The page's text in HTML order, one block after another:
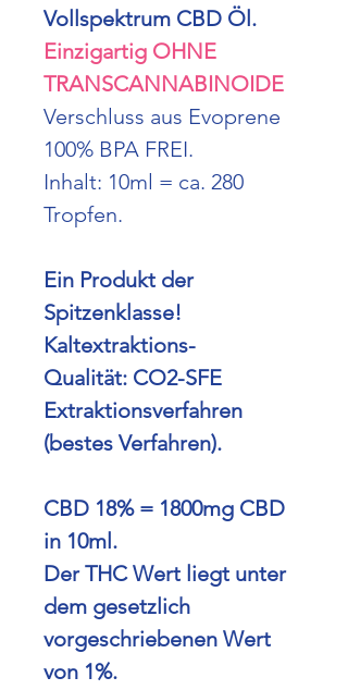
Vollspektrum CBD Öl.
Einzigartig OHNE
TRANSCANNABINOIDE
Verschluss aus Evoprene
100% BPA FREI.
Inhalt: 10ml = ca. 280
Tropfen.
Ein Produkt der
Spitzenklasse!
Kaltextraktions-
Qualität: CO2-SFE
Extraktionsverfahren
(bestes Verfahren).
CBD 18% = 1800mg CBD
in 10ml.
Der THC Wert liegt unter
dem gesetzlich
vorgeschriebenen Wert
von 1%.